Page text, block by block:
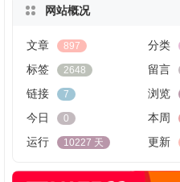
网站概况
文章 897 分类
标签 2648 留言
链接 7 浏览
今日 0 本周
运行 10227 天 更新